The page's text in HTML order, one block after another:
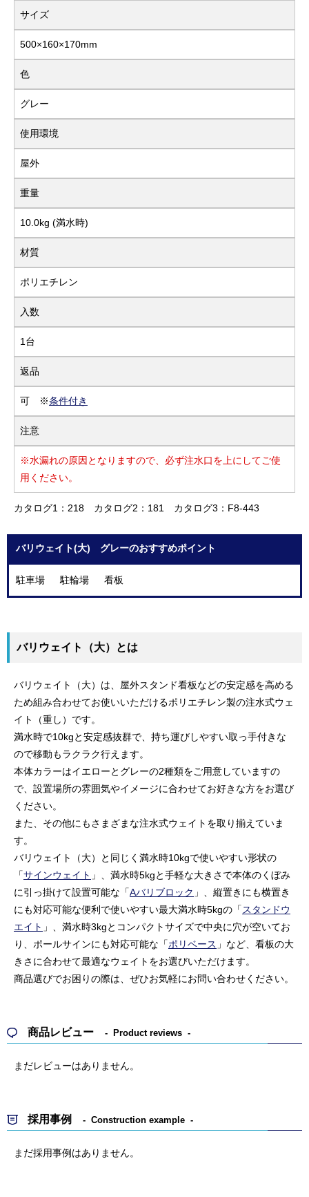
サイズ
500×160×170mm
色
グレー
使用環境
屋外
重量
10.0kg (満水時)
材質
ポリエチレン
入数
1台
返品
可 ※条件付き
注意
※水漏れの原因となりますので、必ず注水口を上にしてご使
用ください。
カタログ1：218 カタログ2：181 カタログ3：F8-443
バリウェイト(大) グレーのおすすめポイント
駐車場 駐輪場 看板
バリウェイト（大）とは
バリウェイト（大）は、屋外スタンド看板などの安定感を高める
ため組み合わせてお使いいただけるポリエチレン製の注水式ウェ
イト（重し）です。
満水時で10kgと安定感抜群で、持ち運びしやすい取っ手付きな
ので移動もラクラク行えます。
本体カラーはイエローとグレーの2種類をご用意していますの
で、設置場所の雰囲気やイメージに合わせてお好きな方をお選び
ください。
また、その他にもさまざまな注水式ウェイトを取り揃えていま
す。
バリウェイト（大）と同じく満水時10kgで使いやすい形状の
「サインウェイト 」、満水時5kgと手軽な大きさで本体のくぼみ
に引っ掛けて設置可能な「Aバリブロック 」、縦置きにも横置き
にも対応可能な便利で使いやすい最大満水時5kgの「 スタンドウ
エイト 」、満水時3kgとコンパクトサイズで中央に穴が空いてお
り、ポールサインにも対応可能な「ポリベース 」など、看板の大
きさに合わせて最適なウェイトをお選びいただけます。
商品選びでお困りの際は、ぜひお気軽にお問い合わせください。
商品レビュー Product reviews
まだレビューはありません。
採用事例 Construction example
まだ採用事例はありません。